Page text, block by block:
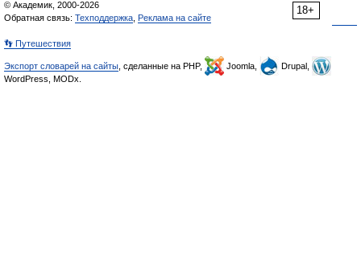
18+
© Академик, 2000-2026
Обратная связь: Техподдержка Реклама на сайте
👣 Путешествия
Экспорт словарей на сайты , сделанные на PHP, Joomla,
Drupal,
WordPress, MODx.